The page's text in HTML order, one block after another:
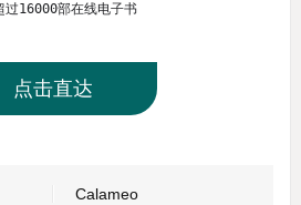
过16000部在线电子书
点击直达
Calameo